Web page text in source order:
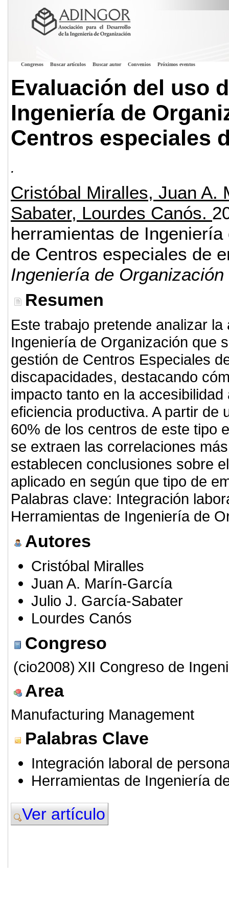
Congresos Buscar artículos Buscar autor Convenios Próximos eventos
Evaluación del uso
Ingeniería de
Centros especiales
.
Cristóbal Miralles, Juan
Sabater, Lourdes Canós.
herramientas de
de Centros especiales de
Ingeniería de Organización
Resumen
Este trabajo pretende analizar
Ingeniería de Organización que
gestión de Centros Especiales
discapacidades, destacando
impacto tanto en la
eficiencia productiva. A partir de
60% de los centros de este tipo
se extraen las correlaciones
establecen conclusiones sobre
aplicado en según que tipo de
Palabras clave: Integración
Herramientas de Ingeniería de
Autores
Cristóbal Miralles
Juan A. Marín-García
Julio J. García-Sabater
Lourdes Canós
Congreso
(cio2008) XII Congreso de
Area
Manufacturing Management
Palabras Clave
Integración laboral de
Herramientas de Ingeniería
Ver artículo